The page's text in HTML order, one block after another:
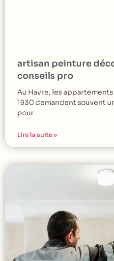
artisan peinture
conseils pro
Au Havre, les
1930 demandent souvent
pour
Lire la suite »